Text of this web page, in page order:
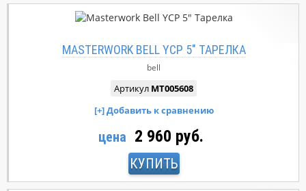
MASTERWORK BELL YCP 5" ТАРЕЛКА
bell
Артикул MT005608
цена 2 960 руб.
КУПИТЬ